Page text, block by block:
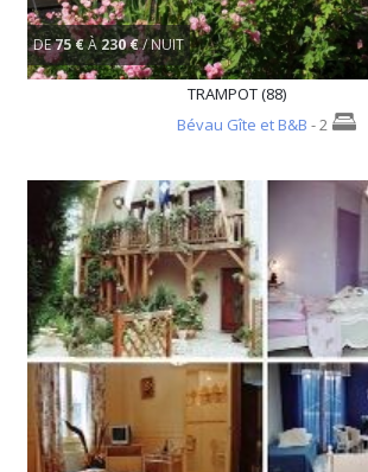
DE75 €À230 €/ NUIT
TRAMPOT (88)
Bévau Gîte et B&B - 2